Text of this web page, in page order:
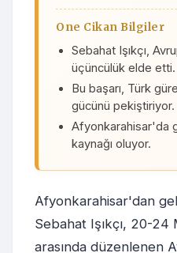
One Cikan Bilgiler
Sebahat Işıkçı,
üçüncülük elde etti.
Bu başarı, Türk
gücünü pekiştiriyor.
Afyonkarahisar'da
kaynağı oluyor.
Afyonkarahisar'dan
Sebahat Işıkçı, 20-24
arasında düzenlenen